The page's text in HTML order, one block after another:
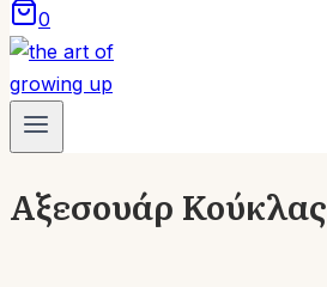
0
Αξεσουάρ Κούκλας